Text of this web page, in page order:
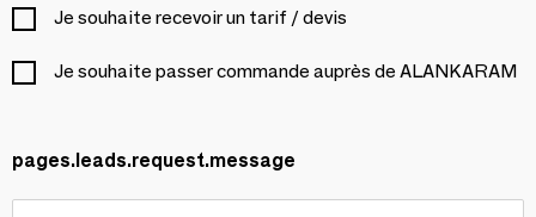
Je souhaite recevoir un tarif / devis
Je souhaite passer commande auprès de ALANKARAM
pages.leads.request.message